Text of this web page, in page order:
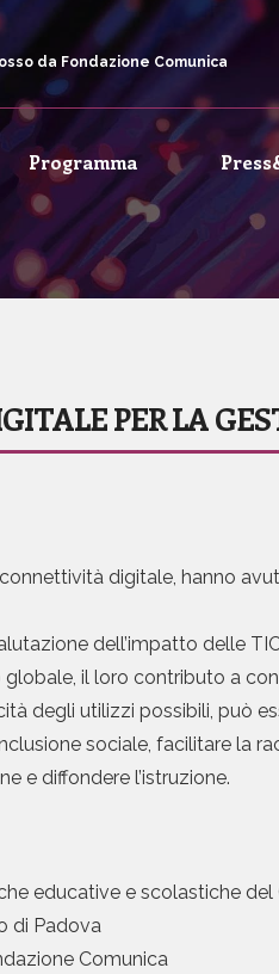
da Fondazione Comunica
Programma
PER LA
digitale, hanno
dell’impatto delle
il loro contributo a
degli utilizzi possibili, può
sociale, facilitare la
e diffondere l’istruzione.
educative e scolastiche
di Padova
Comunica